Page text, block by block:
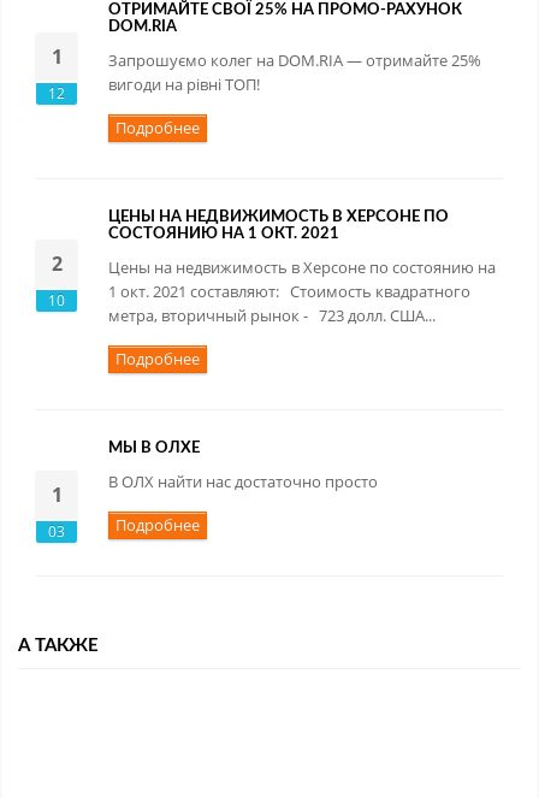
1
12
ОТРИМАЙТЕ СВОЇ 25% НА ПРОМО-РАХУНОК
DOM.RIA
Запрошуємо колег на DOM.RIA — отримайте 25%
вигоди на рівні ТОП!
Подробнее
2
10
ЦЕНЫ НА НЕДВИЖИМОСТЬ В ХЕРСОНЕ ПО
СОСТОЯНИЮ НА 1 ОКТ. 2021
Цены на недвижимость в Херсоне по состоянию на
1 окт. 2021 составляют: Стоимость квадратного
метра, вторичный рынок - 723 долл. США...
Подробнее
1
03
МЫ В ОЛХЕ
В ОЛХ найти нас достаточно просто
Подробнее
А ТАКЖЕ